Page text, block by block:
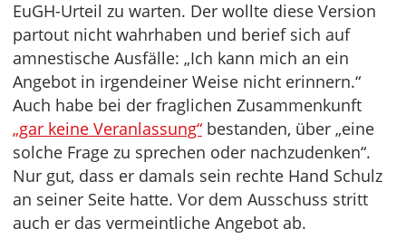
EuGH-Urteil zu warten. Der wollte diese Version
partout nicht wahrhaben und berief sich auf
amnestische Ausfälle: „Ich kann mich an ein
Angebot in irgendeiner Weise nicht erinnern.“
Auch habe bei der fraglichen Zusammenkunft
„gar keine Veranlassung“ bestanden, über „eine
solche Frage zu sprechen oder nachzudenken“.
Nur gut, dass er damals sein rechte Hand Schulz
an seiner Seite hatte. Vor dem Ausschuss stritt
auch er das vermeintliche Angebot ab.